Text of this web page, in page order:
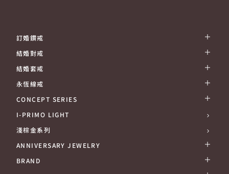
訂婚鑽戒
結婚對戒
結婚套戒
永恆線戒
CONCEPT SERIES
I-PRIMO LIGHT
淺棕金系列
ANNIVERSARY JEWELRY
BRAND